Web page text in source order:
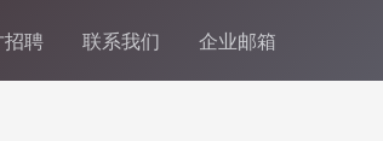
招聘 联系我们 企业邮箱